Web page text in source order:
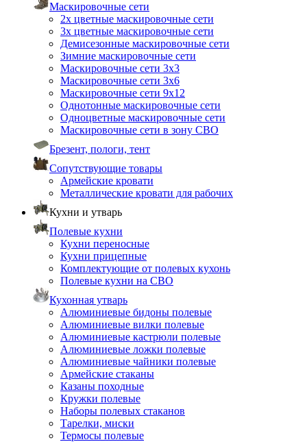
Маскировочные сети
2х цветные маскировочные сети
3х цветные маскировочные сети
Демисезонные маскировочные сети
Зимние маскировочные сети
Маскировочные сети 3х3
Маскировочные сети 3х6
Маскировочные сети 9х12
Однотонные маскировочные сети
Одноцветные маскировочные сети
Маскировочные сети в зону СВО
Брезент, пологи, тент
Сопутствующие товары
Армейские кровати
Металлические кровати для рабочих
Кухни и утварь
Полевые кухни
Кухни переносные
Кухни прицепные
Комплектующие от полевых кухонь
Полевые кухни на СВО
Кухонная утварь
Алюминиевые бидоны полевые
Алюминиевые вилки полевые
Алюминиевые кастрюли полевые
Алюминиевые ложки полевые
Алюминиевые чайники полевые
Армейские стаканы
Казаны походные
Кружки полевые
Наборы полевых стаканов
Тарелки, миски
Термосы полевые